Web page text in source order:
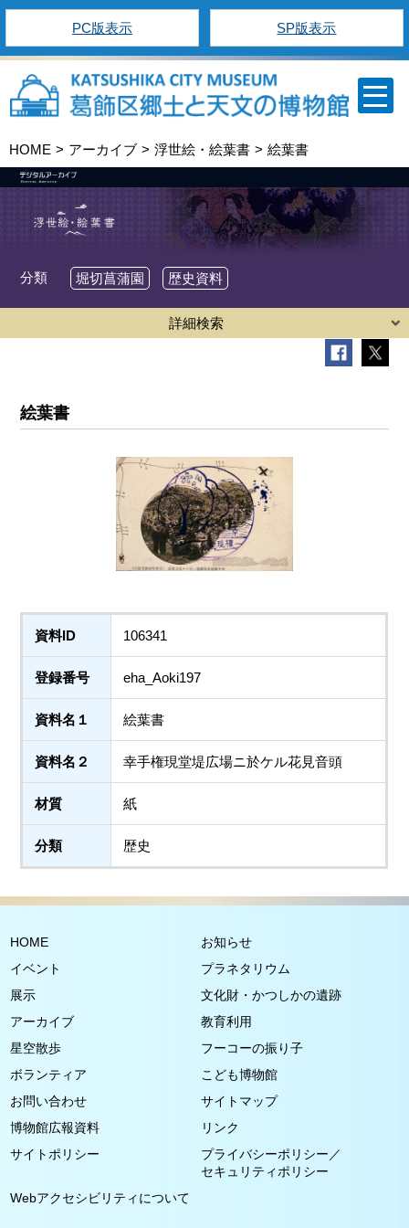
PC版表示 SP版表示
HOME アーカイブ 浮世絵・絵葉書 絵葉書
分類 堀切菖蒲園 歴史資料
詳細検索
絵葉書
資料ID 106341
登録番号 eha_Aoki197
資料名１ 絵葉書
資料名２ 幸手権現堂堤広場ニ於ケル花見音頭
材質 紙
分類 歴史
HOME
お知らせ
イベント
プラネタリウム
展示
文化財・かつしかの遺跡
アーカイブ
教育利用
星空散歩
フーコーの振り子
ボランティア
こども博物館
お問い合わせ
サイトマップ
博物館広報資料
リンク
サイトポリシー
プライバシーポリシー／
セキュリティポリシー
Webアクセシビリティについて